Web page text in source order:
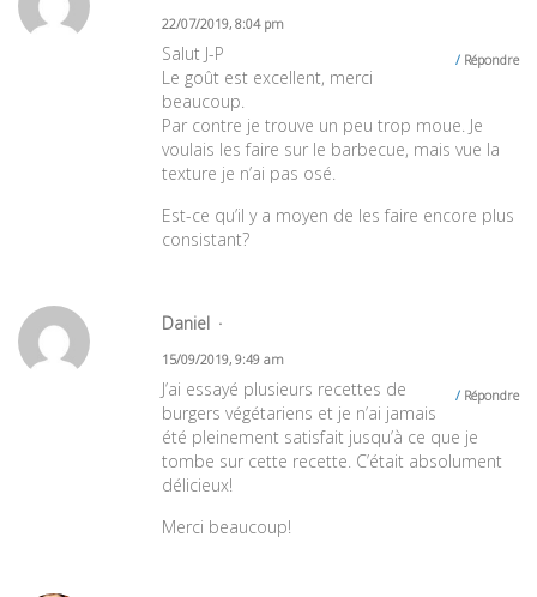
22/07/2019, 8:04 pm
Répondre
Salut J-P
Le goût est excellent, merci
beaucoup.
Par contre je trouve un peu trop moue. Je
voulais les faire sur le barbecue, mais vue la
texture je n’ai pas osé.
Est-ce qu’il y a moyen de les faire encore plus
consistant?
Daniel
15/09/2019, 9:49 am
Répondre
J’ai essayé plusieurs recettes de
burgers végétariens et je n’ai jamais
été pleinement satisfait jusqu’à ce que je
tombe sur cette recette. C’était absolument
délicieux!
Merci beaucoup!